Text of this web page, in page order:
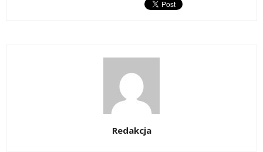
Redakcja